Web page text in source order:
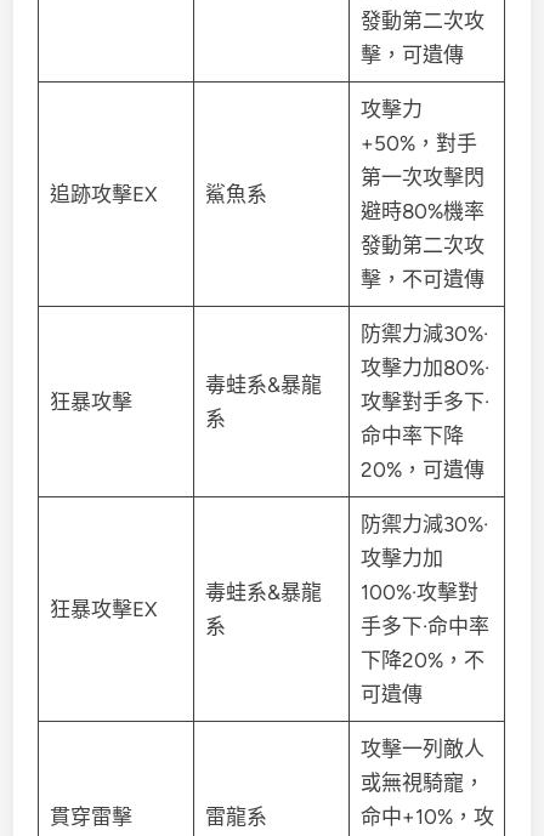
發動第二次攻
擊，可遺傳
追跡攻擊EX 鯊魚系
攻擊力
+50%，對手
第一次攻擊閃
避時80%機率
發動第二次攻
擊，不可遺傳
狂暴攻擊
毒蛙系&暴龍
系
防禦力減30%·
攻擊力加80%·
攻擊對手多下·
命中率下降
20%，可遺傳
狂暴攻擊EX
毒蛙系&暴龍
系
防禦力減30%·
攻擊力加
100%·攻擊對
手多下·命中率
下降20%，不
可遺傳
貫穿雷擊 雷龍系
攻擊一列敵人
或無視騎寵，
命中+10%，攻